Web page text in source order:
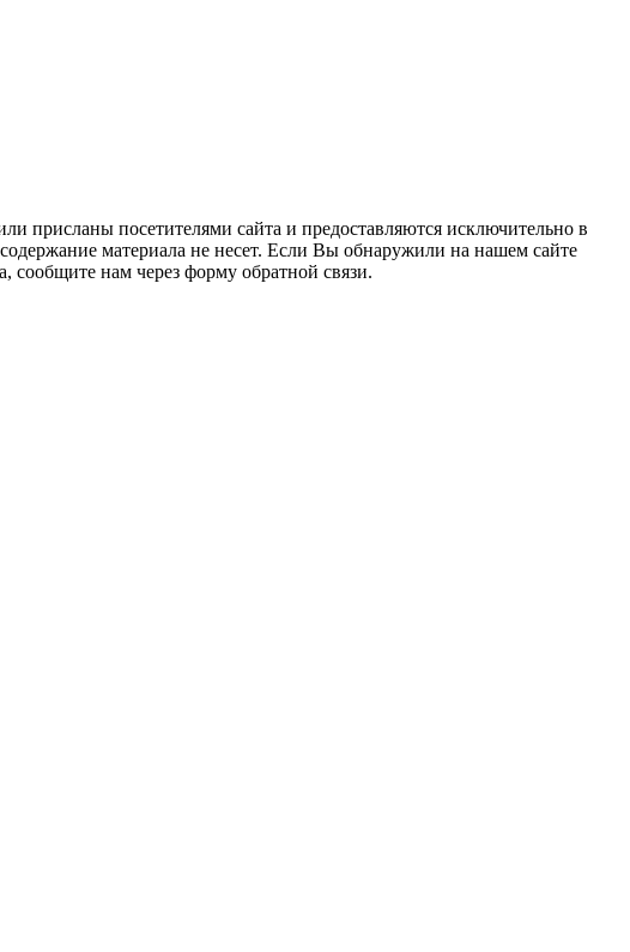
присланы посетителями сайта и предоставляются исключительно в
материала не несет. Если Вы обнаружили на нашем сайте
нам через форму обратной связи.